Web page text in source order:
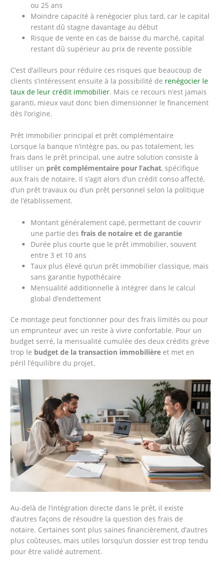
ou 25 ans
Moindre capacité à renégocier plus tard, car le capital
restant dû stagne davantage au début
Risque de vente en cas de baisse du marché, capital
restant dû supérieur au prix de revente possible
C’est d’ailleurs pour réduire ces risques que beaucoup de
clients s’intéressent ensuite à la possibilité de renégocier le
taux de leur crédit immobilier. Mais ce recours n’est jamais
garanti, mieux vaut donc bien dimensionner le financement
dès l’origine.
Prêt immobilier principal et prêt complémentaire
Lorsque la banque n’intègre pas, ou pas totalement, les
frais dans le prêt principal, une autre solution consiste à
utiliser un prêt complémentaire pour l’achat, spécifique
aux frais de notaire. Il s’agit alors d’un crédit conso affecté,
d’un prêt travaux ou d’un prêt personnel selon la politique
de l’établissement.
Montant généralement capé, permettant de couvrir
une partie desfrais de notaire et de garantie
Durée plus courte que le prêt immobilier, souvent
entre 3 et 10 ans
Taux plus élevé qu’un prêt immobilier classique, mais
sans garantie hypothécaire
Mensualité additionnelle à intégrer dans le calcul
global d’endettement
Ce montage peut fonctionner pour des frais limités ou pour
un emprunteur avec un reste à vivre confortable. Pour un
budget serré, la mensualité cumulée des deux crédits grève
trop le budget de la transaction immobilière et met en
péril l’équilibre du projet.
Au-delà de l’intégration directe dans le prêt, il existe
d’autres façons de résoudre la question des frais de
notaire. Certaines sont plus saines financièrement, d’autres
plus coûteuses, mais utiles lorsqu’un dossier est trop tendu
pour être validé autrement.